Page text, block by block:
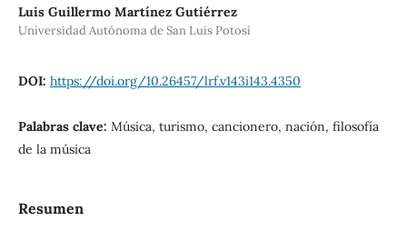
Luis Guillermo Martínez Gutiérrez
Universidad Autónoma de San Luis Potosí
DOI: https://doi.org/10.26457/lrf.v143i143.4350
Palabras clave: Música, turismo, cancionero, nación, filosofía
de la música
Resumen